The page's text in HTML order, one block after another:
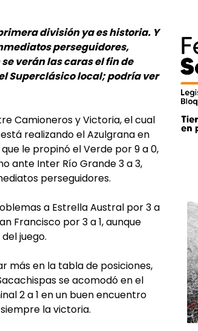
división ya es historia. Y
perseguidores,
verán las caras el fin de
Superclásico local; podría ver
Camioneros y Victoria, el cual
realizando el Azulgrana en
le propinó el Verde por 9 a 0,
ante Inter Río Grande 3 a 3,
perseguidores.
a Estrella Austral por 3 a
Francisco por 3 a 1, aunque
juego.
más en la tabla de posiciones,
se acomodó en el
2 a 1 en un buen encuentro
la victoria.